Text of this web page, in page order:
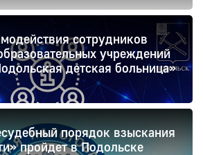
сотрудников
учреждений
детская больница»
порядок взыскания
пройдет в Подольске